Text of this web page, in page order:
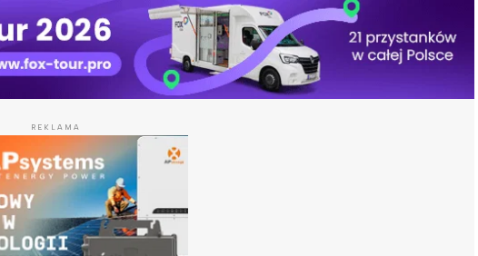
REKLAMA